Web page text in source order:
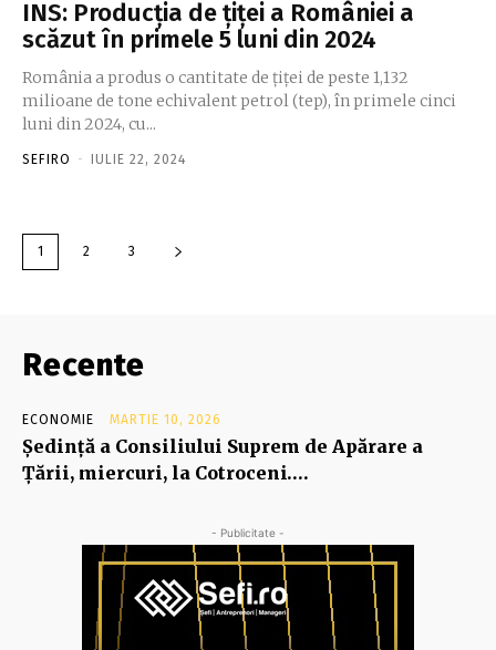
INS: Producţia de ţiţei a României a
scăzut în primele 5 luni din 2024
România a produs o cantitate de ţiţei de peste 1,132
milioane de tone echivalent petrol (tep), în primele cinci
luni din 2024, cu...
SEFIRO - IULIE 22, 2024
1 2 3
Recente
ECONOMIE MARTIE 10, 2026
Şedinţă a Consiliului Suprem de Apărare a
Ţării, miercuri, la Cotroceni….
- Publicitate -